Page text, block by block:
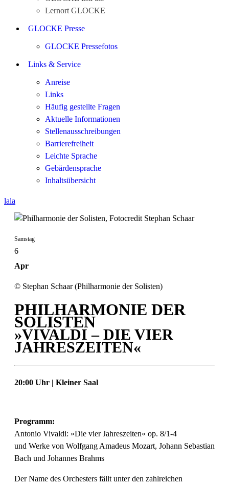
Lernort GLOCKE
GLOCKE Presse
GLOCKE Pressefotos
Links & Service
Anreise
Links
Häufig gestellte Fragen
Aktuelle Informationen
Stellenausschreibungen
Barrierefreiheit
Leichte Sprache
Gebärdensprache
Inhaltsübersicht
lala
Samstag
6
Apr
© Stephan Schaar (Philharmonie der Solisten)
PHILHARMONIE DER
SOLISTEN
»VIVALDI – DIE VIER
JAHRESZEITEN«
20:00 Uhr | Kleiner Saal
Programm:
Antonio Vivaldi: »Die vier Jahreszeiten« op. 8/1-4
und Werke von Wolfgang Amadeus Mozart, Johann Sebastian
Bach und Johannes Brahms
Der Name des Orchesters fällt unter den zahlreichen